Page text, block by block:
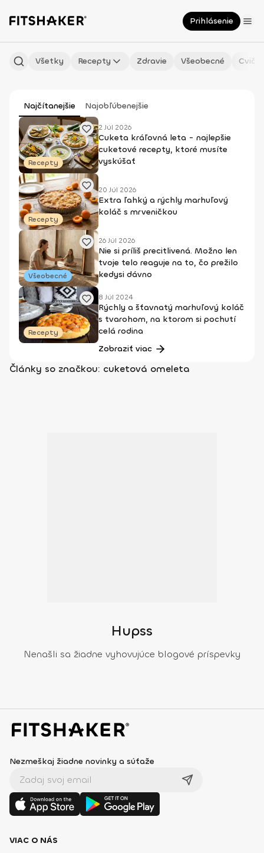
Prihlásenie
Všetky Recepty Zdravie Všeobecné
Najčítanejšie Najobľúbenejšie
Recepty
2 Júl 2026
Cuketa kráľovná leta - najlepšie
cuketové recepty, ktoré musíte
vyskúšať
Recepty
20 Júl 2026
Extra ľahký a rýchly marhuľový
koláč s mrveničkou
Všeobecné
26 Júl 2026
Nie si príliš precitlivená. Možno len
tvoje telo reaguje na to, čo prežilo
kedysi dávno
Recepty
8 Júl 2024
Rýchly a šťavnatý marhuľový koláč
s tvarohom, na ktorom si pochutí
celá rodina
Zobraziť viac
Články so značkou: cuketová omeleta
Hupss
Nenašli sa žiadne vyhovujúce blogové príspevky
Nezmeškaj žiadne novinky a súťaže
VIAC O NÁS